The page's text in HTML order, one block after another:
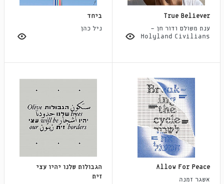
True Believer
ענת משולם ודור חן -
Holyland Civilians
ביחד
ניל כהן
Allow For Peace
אשגר זמנה
הגבולות שלנו יהיו עצי
זית